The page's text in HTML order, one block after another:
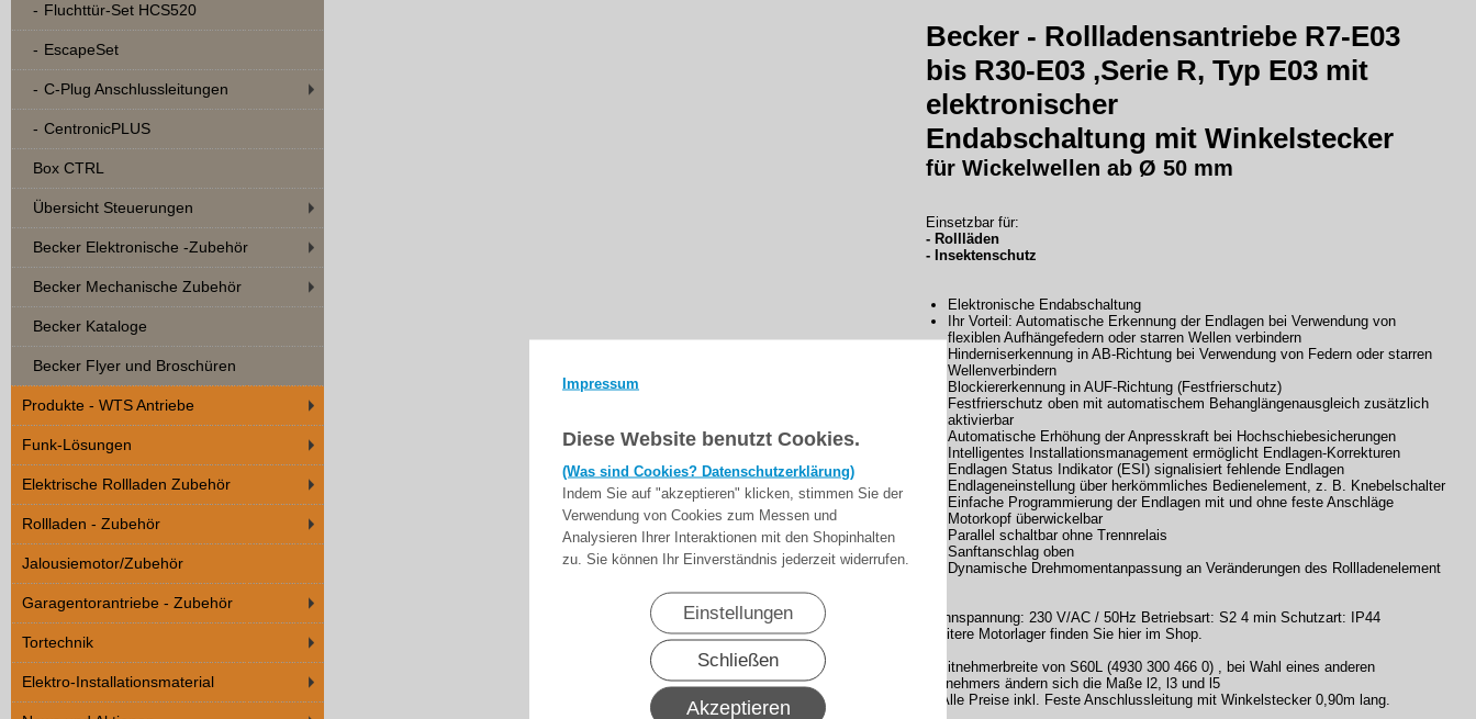
Impressum
Diese Website benutzt Cookies.
(Was sind Cookies? Datenschutzerklärung)
Indem Sie auf "akzeptieren" klicken, stimmen Sie der
Verwendung von Cookies zum Messen und
Analysieren Ihrer Interaktionen mit den Shopinhalten
zu. Sie können Ihr Einverständnis jederzeit widerrufen.
Einstellungen
Schließen
Akzeptieren
Fluchttür-Set HCS520
EscapeSet
C-Plug Anschlussleitungen
CentronicPLUS
Box CTRL
Übersicht Steuerungen
Becker Elektronische -Zubehör
Becker Mechanische Zubehör
Becker Kataloge
Becker Flyer und Broschüren
Produkte - WTS Antriebe
Funk-Lösungen
Elektrische Rollladen Zubehör
Rollladen - Zubehör
Jalousiemotor/Zubehör
Garagentorantriebe - Zubehör
Tortechnik
Elektro-Installationsmaterial
Becker - Rollladensantriebe R7-E03
bis R30-E03 ,Serie R, Typ E03 mit
elektronischer
Endabschaltung mit Winkelstecker
für Wickelwellen ab Ø 50 mm
Einsetzbar für:
- Rollläden
- Insektenschutz
Elektronische Endabschaltung
Ihr Vorteil: Automatische Erkennung der Endlagen bei Verwendung von
flexiblen Aufhängefedern oder starren Wellen verbindern
Hinderniserkennung in AB-Richtung bei Verwendung von Federn oder starren
Wellenverbindern
Blockiererkennung in AUF-Richtung (Festfrierschutz)
Festfrierschutz oben mit automatischem Behanglängenausgleich zusätzlich
aktivierbar
Automatische Erhöhung der Anpresskraft bei Hochschiebesicherungen
Intelligentes Installationsmanagement ermöglicht Endlagen-Korrekturen
Endlagen Status Indikator (ESI) signalisiert fehlende Endlagen
Endlageneinstellung über herkömmliches Bedienelement, z. B. Knebelschalter
Einfache Programmierung der Endlagen mit und ohne feste Anschläge
Motorkopf überwickelbar
Parallel schaltbar ohne Trennrelais
Sanftanschlag oben
Dynamische Drehmomentanpassung an Veränderungen des Rollladenelement
Nennspannung: 230 V/AC / 50Hz Betriebsart: S2 4 min Schutzart: IP44
Weitere Motorlager finden Sie hier im Shop.
* Mitnehmerbreite von S60L (4930 300 466 0) , bei Wahl eines anderen
Mitnehmers ändern sich die Maße l2, l3 und l5
** Alle Preise inkl. Feste Anschlussleitung mit Winkelstecker 0,90m lang.